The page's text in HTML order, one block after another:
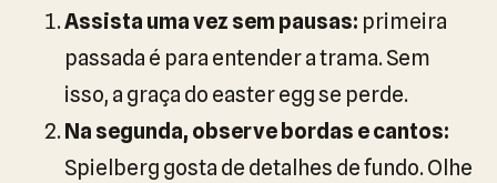
Assista uma vez sem pausas: primeira
passada é para entender a trama. Sem
isso, a graça do easter egg se perde.
Na segunda, observe bordas e cantos:
Spielberg gosta de detalhes de fundo. Olhe